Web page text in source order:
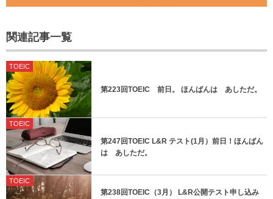
関連記事一覧
TOEIC
第223回TOEIC 前日。 ほんばんは あしただ。
TOEIC
第247回TOEIC L&R テスト(1月）前日！ほんばん
は あしただ。
TOEIC
第238回TOEIC（3月） L&R公開テスト申し込み